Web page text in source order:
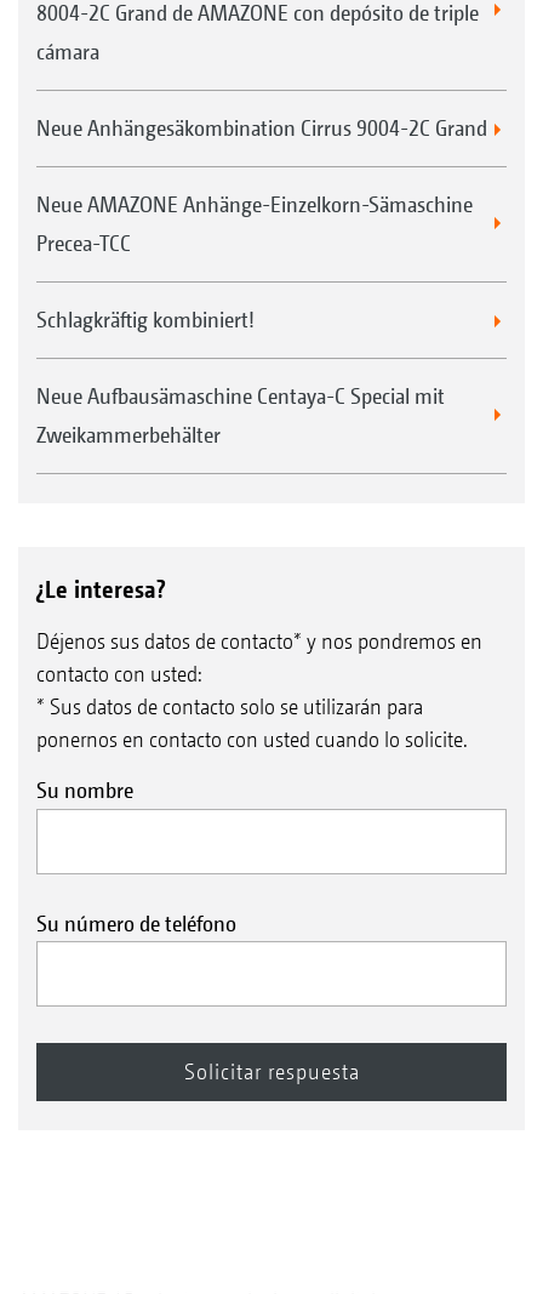
8004-2C Grand de AMAZONE con depósito de triple
cámara
Neue Anhängesäkombination Cirrus 9004-2C Grand
Neue AMAZONE Anhänge-Einzelkorn-Sämaschine
Precea-TCC
Schlagkräftig kombiniert!
Neue Aufbausämaschine Centaya-C Special mit
Zweikammerbehälter
¿Le interesa?
Déjenos sus datos de contacto* y nos pondremos en
contacto con usted:
* Sus datos de contacto solo se utilizarán para
ponernos en contacto con usted cuando lo solicite.
Su nombre
Su número de teléfono